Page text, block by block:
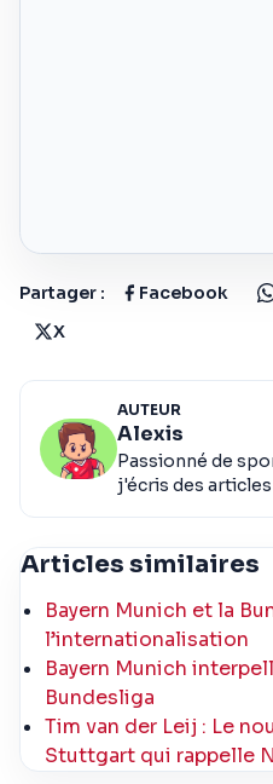
Partager : Facebook
X
AUTEUR
Alexis
Passionné de
j'écris des
Articles similaires
Bayern Munich et la
l’internationalisation
Bayern Munich
Bundesliga
Tim van der Leij : Le
Stuttgart qui rappelle